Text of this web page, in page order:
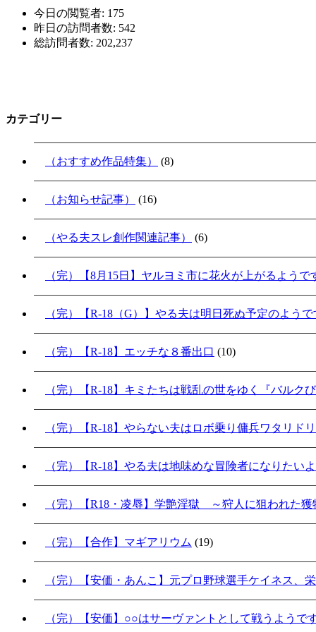
今日の閲覧者: 175
昨日の訪問者数: 542
総訪問者数: 202,237
カテゴリー
（おすすめ作品特集） (8)
（お知らせ記事） (16)
（やる夫スレ創作関連記事） (6)
（完）【8月15日】ヤルヨミ市に花火が上がるよう
（完）【R-18（G）】やる夫は明日死ぬ予定のよう
（完）【R-18】エッチな８番出口 (10)
（完）【R-18】キミたちは戦乱の世をゆく『バルク
（完）【R-18】やらない夫はロボ乗り傭兵ワタリド
（完）【R-18】やる夫は地味めな冒険者になりたい
（完）【R18・凌辱】学艶淫獄 ～狩人に狙われた獲
（完）【合作】マギアリウム (19)
（完）【安価・あんこ】元プロ野球選手ケイネス、
（完）【安価】○○はサーヴァントとして戦うようで